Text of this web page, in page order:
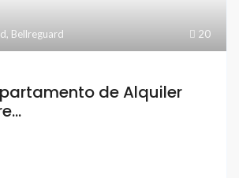
20
, Bellreguard
de Alquiler